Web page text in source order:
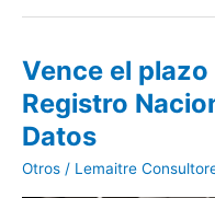
Vence el
Registro
Datos
Otros / Lemaitre
Vence
el
plazo
para
actualizar